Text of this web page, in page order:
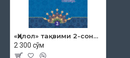
«Ҳилол» тақвими 2-сони (1436)
2 300 сўм